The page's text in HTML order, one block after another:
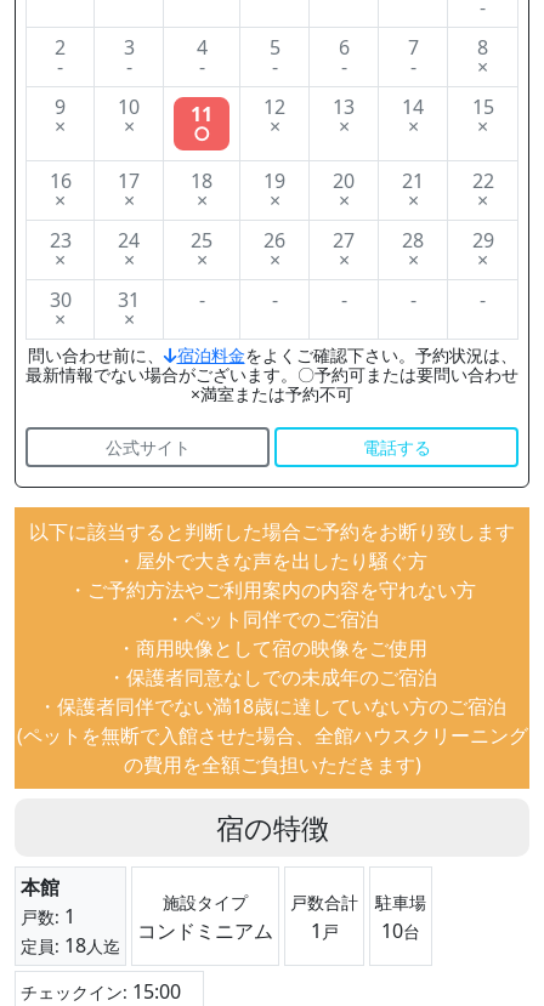
-
2
-
3
-
4
-
5
-
6
-
7
-
8
×
9
×
10
× 11
○
12
×
13
×
14
×
15
×
16
×
17
×
18
×
19
×
20
×
21
×
22
×
23
×
24
×
25
×
26
×
27
×
28
×
29
×
30
×
31
×
- - - - -
問い合わせ前に、 宿泊料金をよくご確認下さい。予約状況は、
最新情報でない場合がございます。〇予約可または要問い合わせ
×満室または予約不可
公式サイト 電話する
以下に該当すると判断した場合ご予約をお断り致します
・屋外で大きな声を出したり騒ぐ方
・ご予約方法やご利用案内の内容を守れない方
・ペット同伴でのご宿泊
・商用映像として宿の映像をご使用
・保護者同意なしでの未成年のご宿泊
・保護者同伴でない満18歳に達していない方のご宿泊
(ペットを無断で入館させた場合、全館ハウスクリーニング
の費用を全額ご負担いただきます)
宿の特徴
本館
戸数: 1
定員: 18人迄
施設タイプ
コンドミニアム
戸数合計
1 戸
駐車場
10台
チェックイン: 15:00